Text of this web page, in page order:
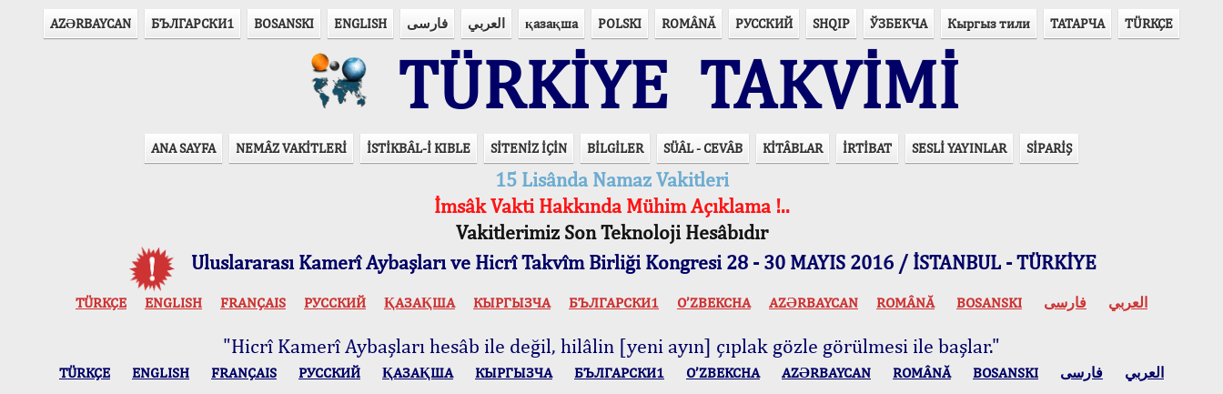
AZӘRBAYCAN БЪЛГАРСКИ1 BOSANSKI ENGLISH فارسی العربي қазақша POLSKI ROMÂNĂ РУССКИЙ SHQIP ЎЗБЕКЧА Кыргыз тили ТАТАРЧА TÜRKÇE
TÜRKİYE TAKVİMİ
ANA SAYFA NEMÂZ VAKİTLERİ İSTİKBÂL-İ KIBLE SİTENİZ İÇİN BİLGİLER SÜÂL - CEVÂB KİTÂBLAR İRTİBAT SESLİ YAYINLAR SİPARİŞ
15 Lisânda Namaz Vakitleri
İmsâk Vakti Hakkında Mühim Açıklama !..
Vakitlerimiz Son Teknoloji Hesâbıdır
Uluslararası Kamerî Aybaşları ve Hicrî Takvîm Birliği Kongresi 28 - 30 MAYIS 2016 / İSTANBUL - TÜRKİYE
TÜRKÇE ENGLISH FRANÇAIS РУССКИЙ ҚАЗАҚША КЫPГЫЗЧA БЪЛГАРСКИ1 O’ZBEKCHA AZӘRBAYCAN ROMÂNĂ BOSANSKI العربي فارسی
"Hicrî Kamerî Aybaşları hesâb ile değil, hilâlin [yeni ayın] çıplak gözle görülmesi ile başlar."
TÜRKÇE ENGLISH FRANÇAIS РУССКИЙ ҚАЗАҚША КЫPГЫЗЧA БЪЛГАРСКИ1 O’ZBEKCHA AZӘRBAYCAN ROMÂNĂ BOSANSKI العربي فارسی